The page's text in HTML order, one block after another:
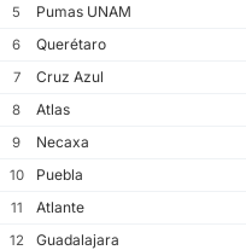
5
Pumas UNAM
6
Querétaro
7
Cruz Azul
8
Atlas
9
Necaxa
10
Puebla
11
Atlante
12
Guadalajara